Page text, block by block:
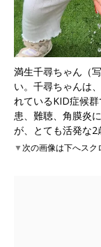
満生千尋ちゃん（
い。千尋ちゃんは
れているKID症候
患、難聴、角膜炎
が、とても活発な2
▼次の画像は下へスク